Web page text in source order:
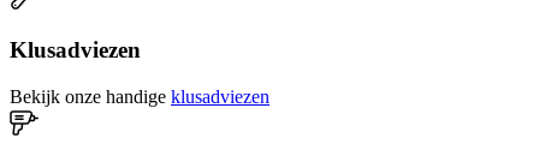
Klusadviezen
Bekijk onze handige klusadviezen